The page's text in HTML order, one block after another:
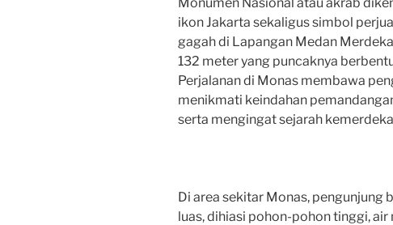
ikon Jakarta sekaligus simbol
gagah di Lapangan Medan
132 meter yang puncaknya
Perjalanan di Monas membawa
menikmati keindahan
serta mengingat sejarah
Di area sekitar Monas, pengunjung
luas, dihiasi pohon-pohon tinggi,